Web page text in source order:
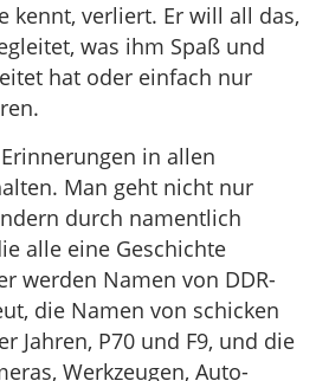
kennt, verliert. Er will all das,
was ihm Spaß und
hat oder einfach nur
in allen
Man geht nicht nur
durch namentlich
alle eine Geschichte
werden Namen von DDR-
die Namen von schicken
Jahren, P70 und F9, und die
Werkzeugen, Auto-